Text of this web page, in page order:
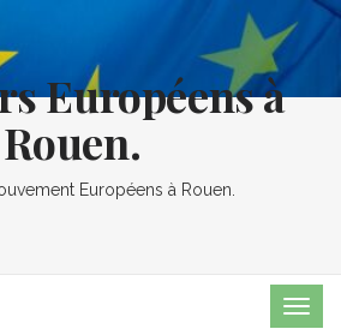
Européens à
Rouen.
Européens à Rouen.